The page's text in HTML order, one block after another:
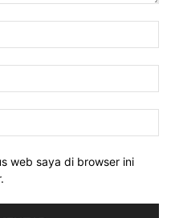
web saya di browser ini